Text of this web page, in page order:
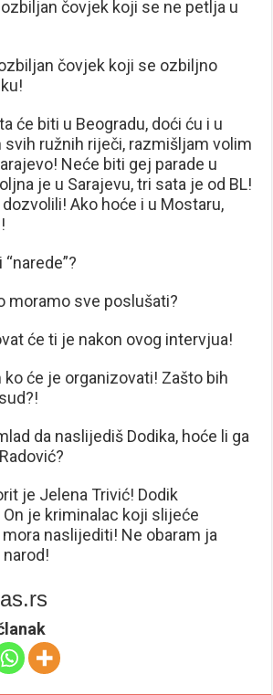
čovjek koji se ne petlja u
čovjek koji se ozbiljno
će biti u Beogradu, doći ću i u
svih ružnih riječi, razmišljam volim
Neće biti gej parade u
je u Sarajevu, tri sata je od BL!
Ako hoće i u Mostaru,
moramo sve poslušati?
će ti je nakon ovog intervjua!
ko će je organizovati! Zašto bih
da naslijediš Dodika, hoće li ga
je Jelena Trivić! Dodik
On je kriminalac koji slijeće
naslijediti! Ne obaram ja
narod!